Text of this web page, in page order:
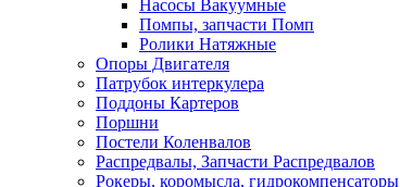
Насосы Вакуумные
Помпы, запчасти Помп
Ролики Натяжные
Опоры Двигателя
Патрубок интеркулера
Поддоны Картеров
Поршни
Постели Коленвалов
Распредвалы, Запчасти Распредвалов
Рокеры, коромысла, гидрокомпенсаторы